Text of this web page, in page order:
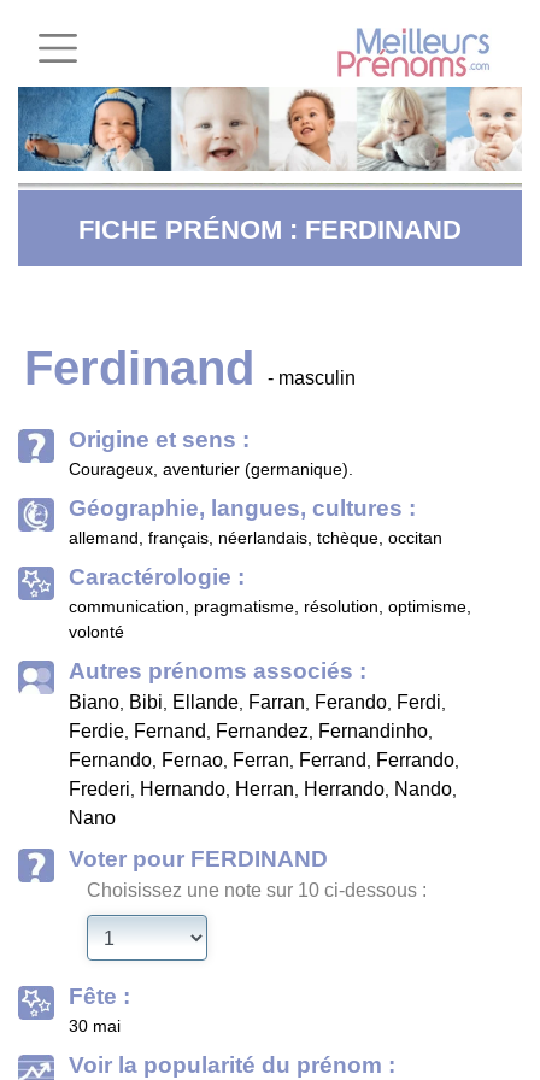
FICHE PRÉNOM : FERDINAND
Ferdinand - masculin
Origine et sens :
Courageux, aventurier (germanique).
Géographie, langues, cultures :
allemand, français, néerlandais, tchèque, occitan
Caractérologie :
communication, pragmatisme, résolution, optimisme,
volonté
Autres prénoms associés :
Biano, Bibi, Ellande, Farran, Ferando, Ferdi,
Ferdie, Fernand, Fernandez, Fernandinho,
Fernando, Fernao, Ferran, Ferrand, Ferrando,
Frederi, Hernando, Herran, Herrando, Nando,
Nano
Voter pour FERDINAND
Choisissez une note sur 10 ci-dessous :
Fête :
30 mai
Voir la popularité du prénom :